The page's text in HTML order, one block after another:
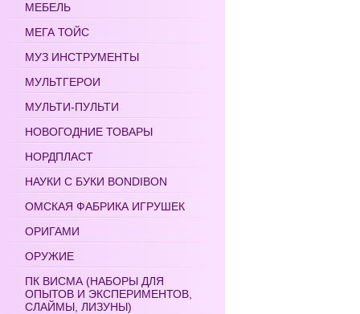
МЕБЕЛЬ
МЕГА ТОЙС
МУЗ ИНСТРУМЕНТЫ
МУЛЬТГЕРОИ
МУЛЬТИ-ПУЛЬТИ
НОВОГОДНИЕ ТОВАРЫ
НОРДПЛАСТ
НАУКИ С БУКИ BONDIBON
ОМСКАЯ ФАБРИКА ИГРУШЕК
ОРИГАМИ
ОРУЖИЕ
ПК ВИСМА (НАБОРЫ ДЛЯ
ОПЫТОВ И ЭКСПЕРИМЕНТОВ,
СЛАЙМЫ, ЛИЗУНЫ)